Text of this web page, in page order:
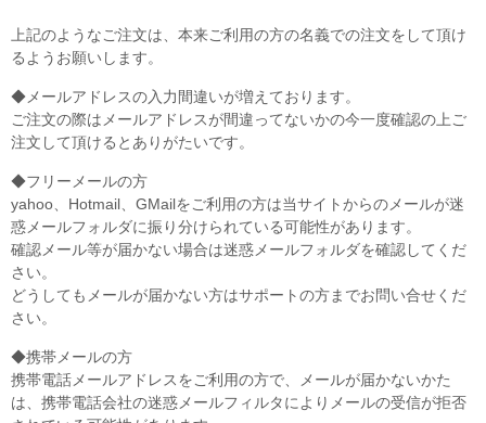
上記のようなご注文は、本来ご利用の方の名義での注文をして頂け
るようお願いします。
◆メールアドレスの入力間違いが増えております。
ご注文の際はメールアドレスが間違ってないかの今一度確認の上ご
注文して頂けるとありがたいです。
◆フリーメールの方
yahoo、Hotmail、GMailをご利用の方は当サイトからのメールが迷
惑メールフォルダに振り分けられている可能性があります。
確認メール等が届かない場合は迷惑メールフォルダを確認してくだ
さい。
どうしてもメールが届かない方はサポートの方までお問い合せくだ
さい。
◆携帯メールの方
携帯電話メールアドレスをご利用の方で、メールが届かないかた
は、携帯電話会社の迷惑メールフィルタによりメールの受信が拒否